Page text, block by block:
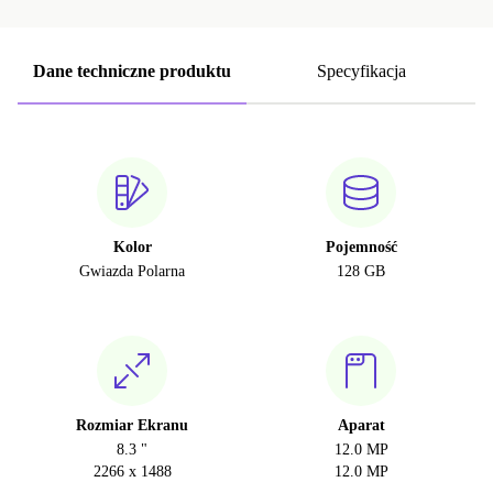
Dane techniczne produktu Specyfikacja
Kolor
Gwiazda Polarna
Pojemność
128 GB
Rozmiar Ekranu
8.3 "
2266 x 1488
Aparat
12.0 MP
12.0 MP